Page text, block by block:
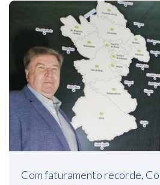
Com faturamento recorde,